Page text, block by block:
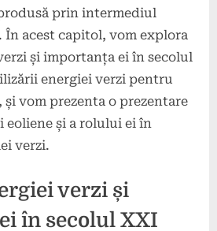
prin intermediul
acest capitol, vom explora
și importanța ei în secolul
energiei verzi pentru
vom prezenta o prezentare
eoliene și a rolului ei în
verzi.
verzi și
în secolul XXI